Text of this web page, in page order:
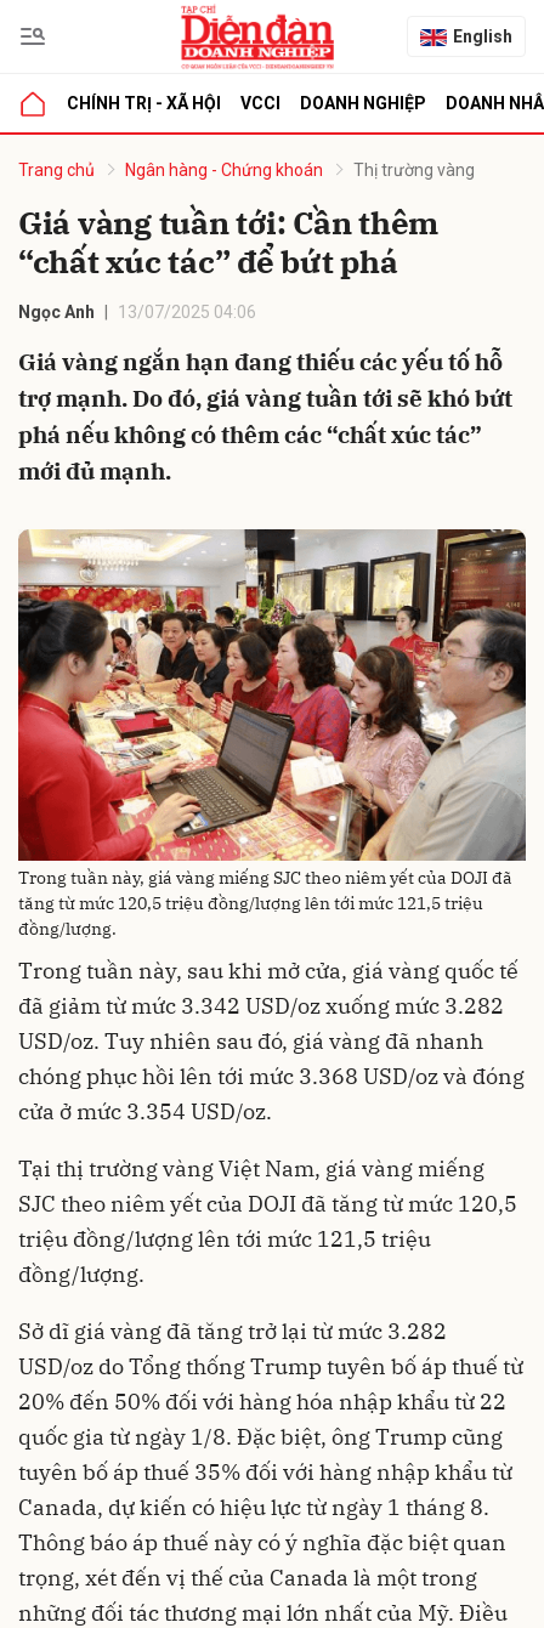
English
CHÍNH TRỊ - XÃ HỘI VCCI DOANH NGHIỆP DOANH
Trang chủ Ngân hàng - Chứng khoán Thị trường vàng
Giá vàng tuần tới: Cần thêm
“chất xúc tác” để bứt phá
Ngọc Anh 13/07/2025 04:06
Giá vàng ngắn hạn đang thiếu các yếu tố hỗ
trợ mạnh. Do đó, giá vàng tuần tới sẽ khó bứt
phá nếu không có thêm các “chất xúc tác”
mới đủ mạnh.
Trong tuần này, giá vàng miếng SJC theo niêm yết của DOJI đã
tăng từ mức 120,5 triệu đồng/lượng lên tới mức 121,5 triệu
đồng/lượng.
Trong tuần này, sau khi mở cửa, giá vàng quốc tế
đã giảm từ mức 3.342 USD/oz xuống mức 3.282
USD/oz. Tuy nhiên sau đó, giá vàng đã nhanh
chóng phục hồi lên tới mức 3.368 USD/oz và đóng
cửa ở mức 3.354 USD/oz.
Tại thị trường vàng Việt Nam, giá vàng miếng
SJC theo niêm yết của DOJI đã tăng từ mức 120,5
triệu đồng/lượng lên tới mức 121,5 triệu
đồng/lượng.
Sở dĩ giá vàng đã tăng trở lại từ mức 3.282
USD/oz do Tổng thống Trump tuyên bố áp thuế từ
20% đến 50% đối với hàng hóa nhập khẩu từ 22
quốc gia từ ngày 1/8. Đặc biệt, ông Trump cũng
tuyên bố áp thuế 35% đối với hàng nhập khẩu từ
Canada, dự kiến có hiệu lực từ ngày 1 tháng 8.
Thông báo áp thuế này có ý nghĩa đặc biệt quan
trọng, xét đến vị thế của Canada là một trong
những đối tác thương mại lớn nhất của Mỹ. Điều
luận
Hủy